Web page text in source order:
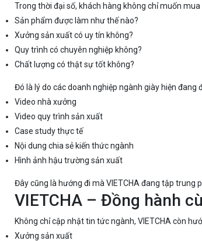
Trong thời đại số, khách hàng không chỉ muốn
Sản phẩm được làm như thế nào?
Xưởng sản xuất có uy tín không?
Quy trình có chuyên nghiệp không?
Chất lượng có thật sự tốt không?
Đó là lý do các doanh nghiệp ngành giày hiện đang
Video nhà xưởng
Video quy trình sản xuất
Case study thực tế
Nội dung chia sẻ kiến thức ngành
Hình ảnh hậu trường sản xuất
Đây cũng là hướng đi mà VIETCHA đang tập trung
VIETCHA – Đồng hành
Không chỉ cập nhật tin tức ngành, VIETCHA còn
Xưởng sản xuất